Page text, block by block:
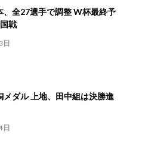
、全27選手で調整 W杯最終予
戦
日
メダル 上地、田中組は決勝進
日